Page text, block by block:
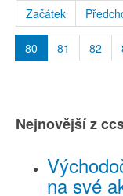
Začátek
80 81 82
Nejnovější z
na své